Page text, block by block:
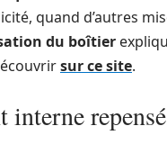
quand d’autres
du boîtier
sur ce site.
interne